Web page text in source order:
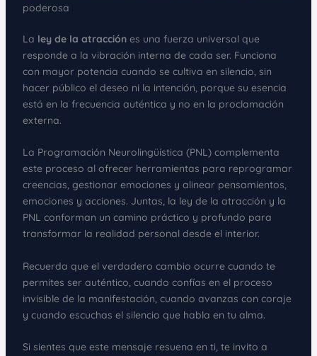
poderosa
La ley de la atracciónes una fuerza universal que
responde a la vibración interna de cada ser. Funciona
con mayor potencia cuando se cultiva en silencio, sin
hacer público el deseo ni la intención, porque su esencia
está en la frecuencia auténtica y no en la proclamación
externa.
La Programación Neurolingüística (PNL) complementa
este proceso al ofrecer herramientas para reprogramar
creencias, gestionar emociones y alinear pensamientos,
emociones y acciones. Juntas, la ley de la atracción y la
PNL conforman un camino práctico y profundo para
transformar la realidad personal desde el interior.
Recuerda que el verdadero cambio ocurre cuando te
permites ser auténtico, cuando confías en el proceso
invisible de la manifestación, cuando avanzas con coraje
y cuando escuchas el silencio que habla en tu alma.
Si sientes que este mensaje resuena en ti, te invito a